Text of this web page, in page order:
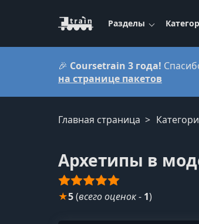
Разделы
🎉 Coursetrain 3 года!
на странице пакетов
Главная страница
Архетипы в
★5(всего оценок- 1)